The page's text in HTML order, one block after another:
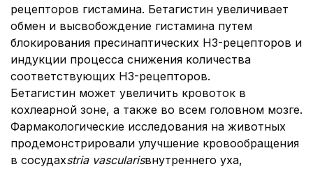
рецепторов гистамина. Бетагистин увеличивает
обмен и высвобождение гистамина путем
блокирования пресинаптических Н3-рецепторов и
индукции процесса снижения количества
соответствующих Н3-рецепторов.
Бетагистин может увеличить кровоток в
кохлеарной зоне, а также во всем головном мозге.
Фармакологические исследования на животных
продемонстрировали улучшение кровообращения
в сосудахstria vascularisвнутреннего уха,